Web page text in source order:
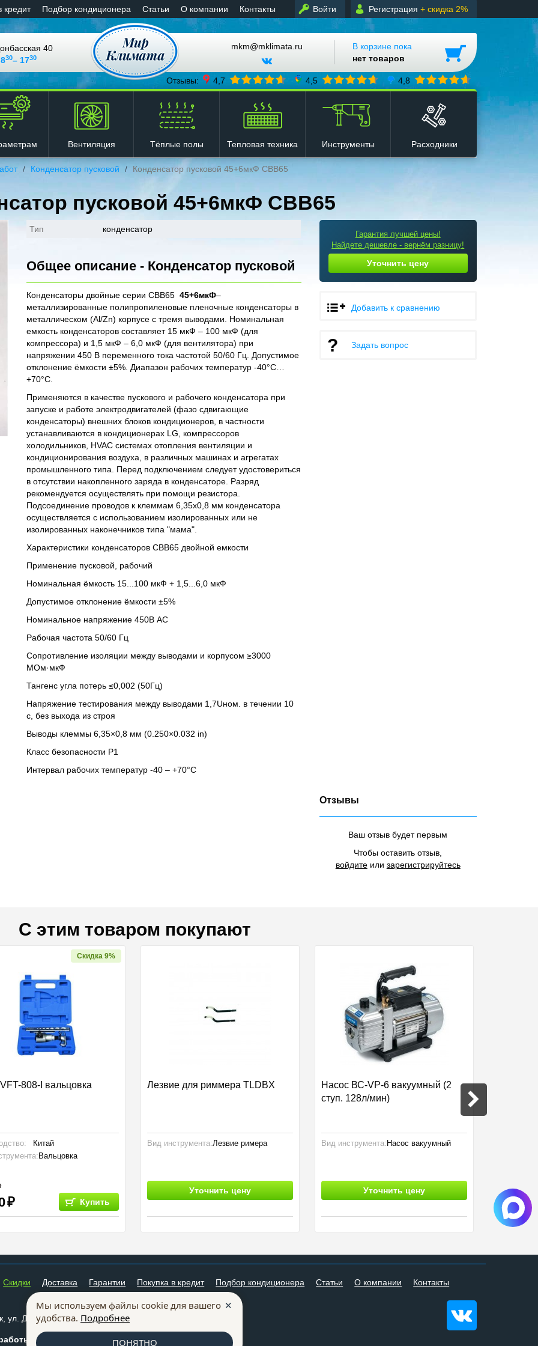
Войти Регистрация + скидка 2%
кредит Подбор кондиционера Статьи О компании Контакты
40
30– 1730
mkm@mklimata.ru
В корзине пока
нет товаров
Отзывы: 4,7 4,5 4,8
Вентиляция Тёплые полы Тепловая техника Инструменты Расходники
Конденсатор пусковой Конденсатор пусковой 45+6мкФ СВВ65
пусковой 45+6мкФ СВВ65
Гарантия лучшей цены!
Найдете дешевле - вернём разницу!
Уточнить цену
Добавить к сравнению
Задать вопрос
Тип конденсатор
Общее описание - Конденсатор пусковой
Конденсаторы двойные серии CBB65 45+6мкФ–
металлизированные полипропиленовые пленочные конденсаторы в
металлическом (Al/Zn) корпусе с тремя выводами. Номинальная
емкость конденсаторов составляет 15 мкФ – 100 мкФ (для
компрессора) и 1,5 мкФ – 6,0 мкФ (для вентилятора) при
напряжении 450 В переменного тока частотой 50/60 Гц. Допустимое
отклонение ёмкости ±5%. Диапазон рабочих температур -40°С…
+70°С.
Применяются в качестве пускового и рабочего конденсатора при
запуске и работе электродвигателей (фазо сдвигающие
конденсаторы) внешних блоков кондиционеров, в частности
устанавливаются в кондиционерах LG, компрессоров
холодильников, HVAC системах отопления вентиляции и
кондиционирования воздуха, в различных машинах и агрегатах
промышленного типа. Перед подключением следует удостовериться
в отсутствии накопленного заряда в конденсаторе. Разряд
рекомендуется осуществлять при помощи резистора.
Подсоединение проводов к клеммам 6,35х0,8 мм конденсатора
осуществляется с использованием изолированных или не
изолированных наконечников типа "мама".
Характеристики конденсаторов CBB65 двойной емкости
Применение пусковой, рабочий
Номинальная ёмкость 15...100 мкФ + 1,5...6,0 мкФ
Допустимое отклонение ёмкости ±5%
Номинальное напряжение 450В AC
Рабочая частота 50/60 Гц
Сопротивление изоляции между выводами и корпусом ≥3000
МОм·мкФ
Тангенс угла потерь ≤0,002 (50Гц)
Напряжение тестирования между выводами 1,7Uном. в течении 10
с, без выхода из строя
Выводы клеммы 6,35×0,8 мм (0.250×0.032 in)
Класс безопасности P1
Интервал рабочих температур -40 – +70°С
Отзывы
Ваш отзыв будет первым
Чтобы оставить отзыв,
войдитеили зарегистрируйтесь
С этим товаром покупают
Скидка 9%
808-I вальцовка
Китай
Вальцовка
Купить
Лезвие для риммера TLDBX
Вид инструмента:Лезвие римера
Уточнить цену
Насос ВС-VP-6 вакуумный (2
ступ. 128л/мин)
Вид инструмента: Насос вакуумный
Уточнить цену 350
280
Cкидки Доставка Гарантии Покупка в кредит Подбор кондиционера Статьи О компании Контакты
ул. Донбасская, д. 40
+7 (473)259-07-75
mkm@mklimata.ru
Мы используем файлы cookie для вашего
удобства. Подробнее
✕
ПОНЯТНО